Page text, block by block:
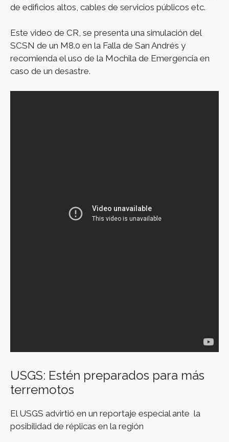
de edificios altos, cables de servicios públicos etc.
Este video de CR, se presenta una simulación del
SCSN de un M8.0 en la Falla de San Andrés y
recomienda el uso de la Mochila de Emergencia en
caso de un desastre.
USGS: Estén preparados para más
terremotos
El USGS advirtió en un reportaje especial ante la
posibilidad de réplicas en la región